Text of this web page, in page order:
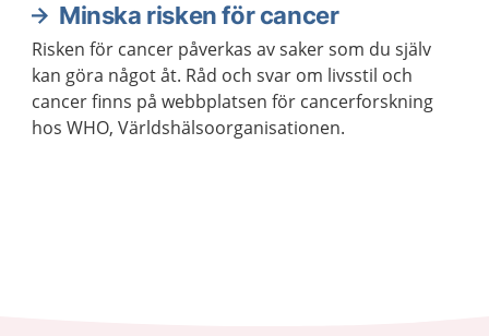
Minska risken för cancer
Risken för cancer påverkas av saker som du själv
kan göra något åt. Råd och svar om livsstil och
cancer finns på webbplatsen för cancerforskning
hos WHO, Världshälsoorganisationen.